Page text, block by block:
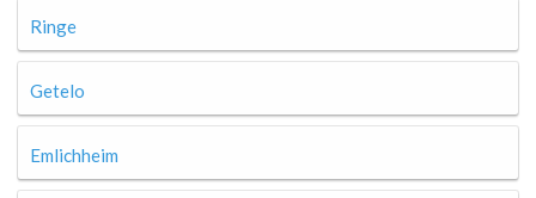
Ringe
Getelo
Emlichheim